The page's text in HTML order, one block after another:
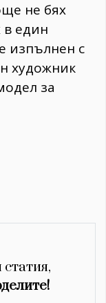
не бях
в един
изпълнен с
художник
за